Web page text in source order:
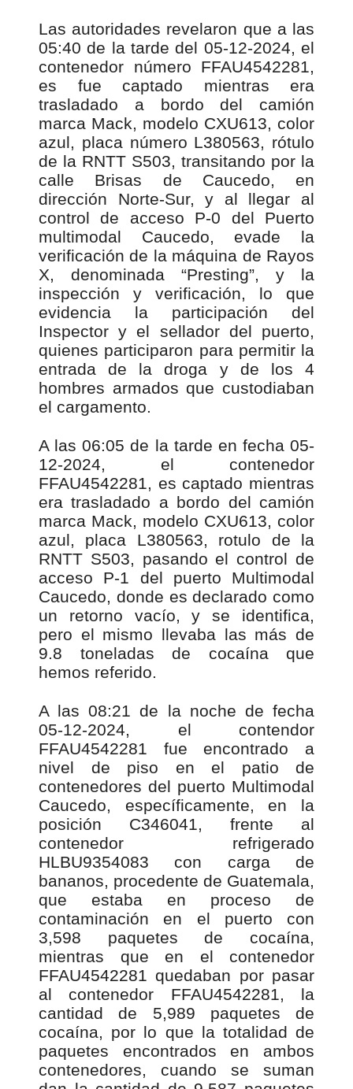
Las autoridades revelaron que a las
05:40 de la tarde del 05-12-2024, el
contenedor número FFAU4542281,
es fue captado mientras era
trasladado a bordo del camión
marca Mack, modelo CXU613, color
azul, placa número L380563, rótulo
de la RNTT S503, transitando por la
calle Brisas de Caucedo, en
dirección Norte-Sur, y al llegar al
control de acceso P-0 del Puerto
multimodal Caucedo, evade la
verificación de la máquina de Rayos
X, denominada “Presting”, y la
inspección y verificación, lo que
evidencia la participación del
Inspector y el sellador del puerto,
quienes participaron para permitir la
entrada de la droga y de los 4
hombres armados que custodiaban
el cargamento.
A las 06:05 de la tarde en fecha 05-
12-2024, el contenedor
FFAU4542281, es captado mientras
era trasladado a bordo del camión
marca Mack, modelo CXU613, color
azul, placa L380563, rotulo de la
RNTT S503, pasando el control de
acceso P-1 del puerto Multimodal
Caucedo, donde es declarado como
un retorno vacío, y se identifica,
pero el mismo llevaba las más de
9.8 toneladas de cocaína que
hemos referido.
A las 08:21 de la noche de fecha
05-12-2024, el contendor
FFAU4542281 fue encontrado a
nivel de piso en el patio de
contenedores del puerto Multimodal
Caucedo, específicamente, en la
posición C346041, frente al
contenedor refrigerado
HLBU9354083 con carga de
bananos, procedente de Guatemala,
que estaba en proceso de
contaminación en el puerto con
3,598 paquetes de cocaína,
mientras que en el contenedor
FFAU4542281 quedaban por pasar
al contenedor FFAU4542281, la
cantidad de 5,989 paquetes de
cocaína, por lo que la totalidad de
paquetes encontrados en ambos
contenedores, cuando se suman